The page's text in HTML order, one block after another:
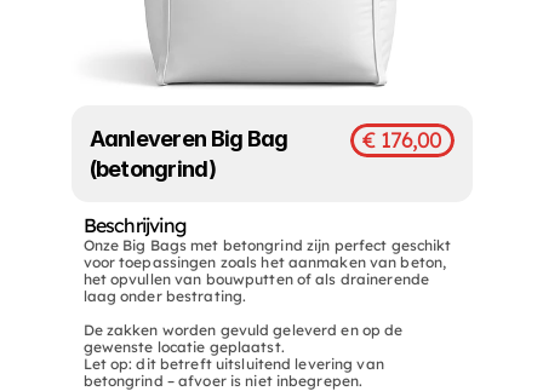
Aanleveren Big Bag
(betongrind)
€ 176,00
Beschrijving
Onze Big Bags met betongrind zijn perfect geschikt
voor toepassingen zoals het aanmaken van beton,
het opvullen van bouwputten of als drainerende
laag onder bestrating.
De zakken worden gevuld geleverd en op de
gewenste locatie geplaatst.
Let op: dit betreft uitsluitend levering van
betongrind – afvoer is niet inbegrepen.
Openingstijden
Ma
Di
Wo
Do
07:00- 12:30 / 13:00- 16:30
07:00- 12:30 / 13:00- 16:30
07:00- 12:30 / 13:00- 16:30
07:00- 12:30 / 13:00- 16:30
Kamer van
Algemene
VCA certificaat